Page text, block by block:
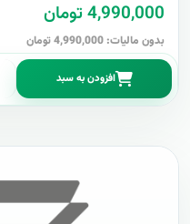
4,990,000 تومان
بدون مالیات: 4,990,000 تومان
افزودن به سبد